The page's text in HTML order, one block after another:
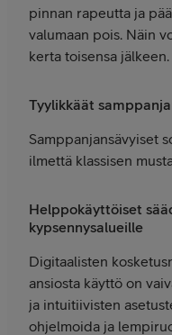
pinnan rapeutta ja
valumaan pois. Näin
kerta toisensa jälkeen.
Tyylikkäät
Samppanjansävyiset
ilmettä klassisen
Helppokäyttöiset
kypsennysalueille
Digitaalisten
ansiosta käyttö on
ja intuitiivisten
ohjelmoida ja